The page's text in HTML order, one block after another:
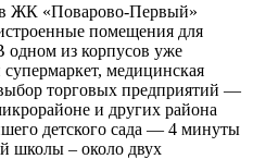
ЖК «Поварово-Первый»
помещения для
одном из корпусов уже
медицинская
торговых предприятий —
и других района
детского сада — 4 минуты
школы – около двух